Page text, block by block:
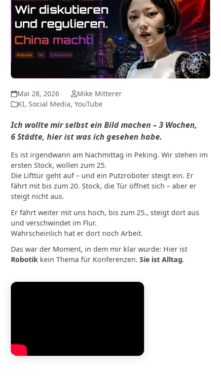
Mai 28, 2026
Mike Mitterer
KI,Social Media,YouTube
Ich wollte mir selbst ein Bild machen – 3 Wochen,
6 Städte, hier ist was ich gesehen habe.
Es ist irgendwann am Nachmittag in Peking. Wir stehen im
ersten Stock, wollen zum 25.
Die Lifttür geht auf – und ein Putzroboter steigt ein. Er
fährt mit bis zum 20. Stock, die Tür öffnet sich – aber er
steigt nicht aus.
Er fährt weiter mit uns hoch, bis zum 25., steigt dort aus
und verschwindet im Flur.
Wahrscheinlich hat er dort noch Arbeit.
Das war der Moment, in dem mir klar wurde: Hier ist
Robotik kein Thema für Konferenzen.Sie ist Alltag.